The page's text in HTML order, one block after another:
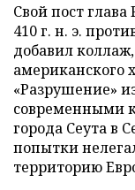
Свой пост
410 г. н. э.
добавил
американского
«Разрушение»
современными
города Сеута в
попытки
территорию